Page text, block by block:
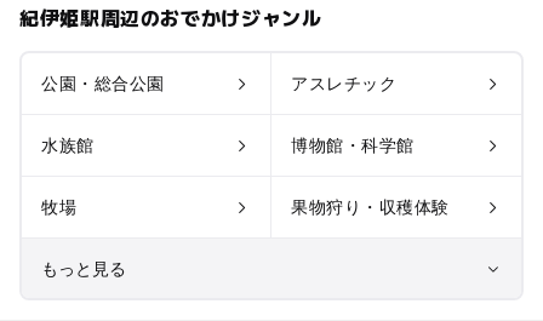
紀伊姫駅周辺のおでかけジャンル
公園・総合公園 アスレチック
水族館 博物館・科学館
牧場 果物狩り・収穫体験
もっと見る